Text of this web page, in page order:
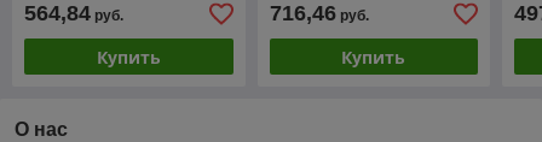
564,84 руб.
Купить
716,46руб.
Купить
О нас